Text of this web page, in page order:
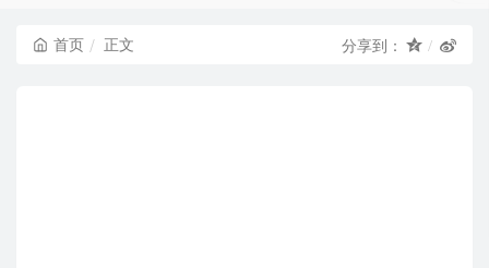
首页 正文 分享到：